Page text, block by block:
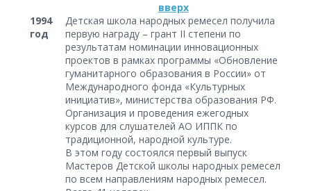
вверх
1994
год
Детская школа народных ремесел получила
первую награду – грант II степени по
результатам номинации инновационных
проектов в рамках программы «Обновление
гуманитарного образования в России» от
Международного фонда «Культурных
инициатив», министерства образования РФ.
Организация и проведения ежегодных
курсов для слушателей АО ИППК по
традиционной, народной культуре.
В этом году состоялся первый выпуск
Мастеров Детской школы народных ремесел
по всем направлениям народных ремесел.